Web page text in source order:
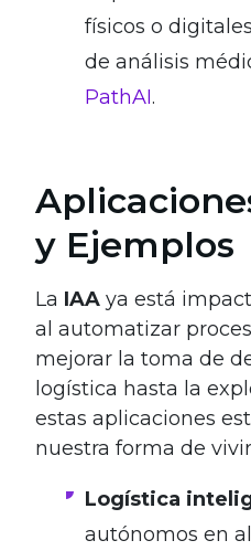
físicos o
de análisis
PathAI.
y Ejemplos
La IAA ya está
al automatizar
mejorar la toma de
logística hasta la
estas aplicaciones
nuestra forma de
Logística
autónomos en